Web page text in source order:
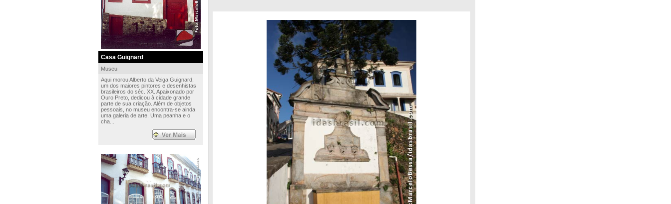
Casa Guignard
Museu
Aqui morou Alberto da Veiga Guignard,
um dos maiores pintores e desenhistas
brasileiros do séc. XX. Apaixonado por
Ouro Preto, dedicou à cidade grande
parte de sua criação. Além de objetos
pessoais, no museu encontra-se ainda
uma galeria de arte. Uma peanha e o
cha...